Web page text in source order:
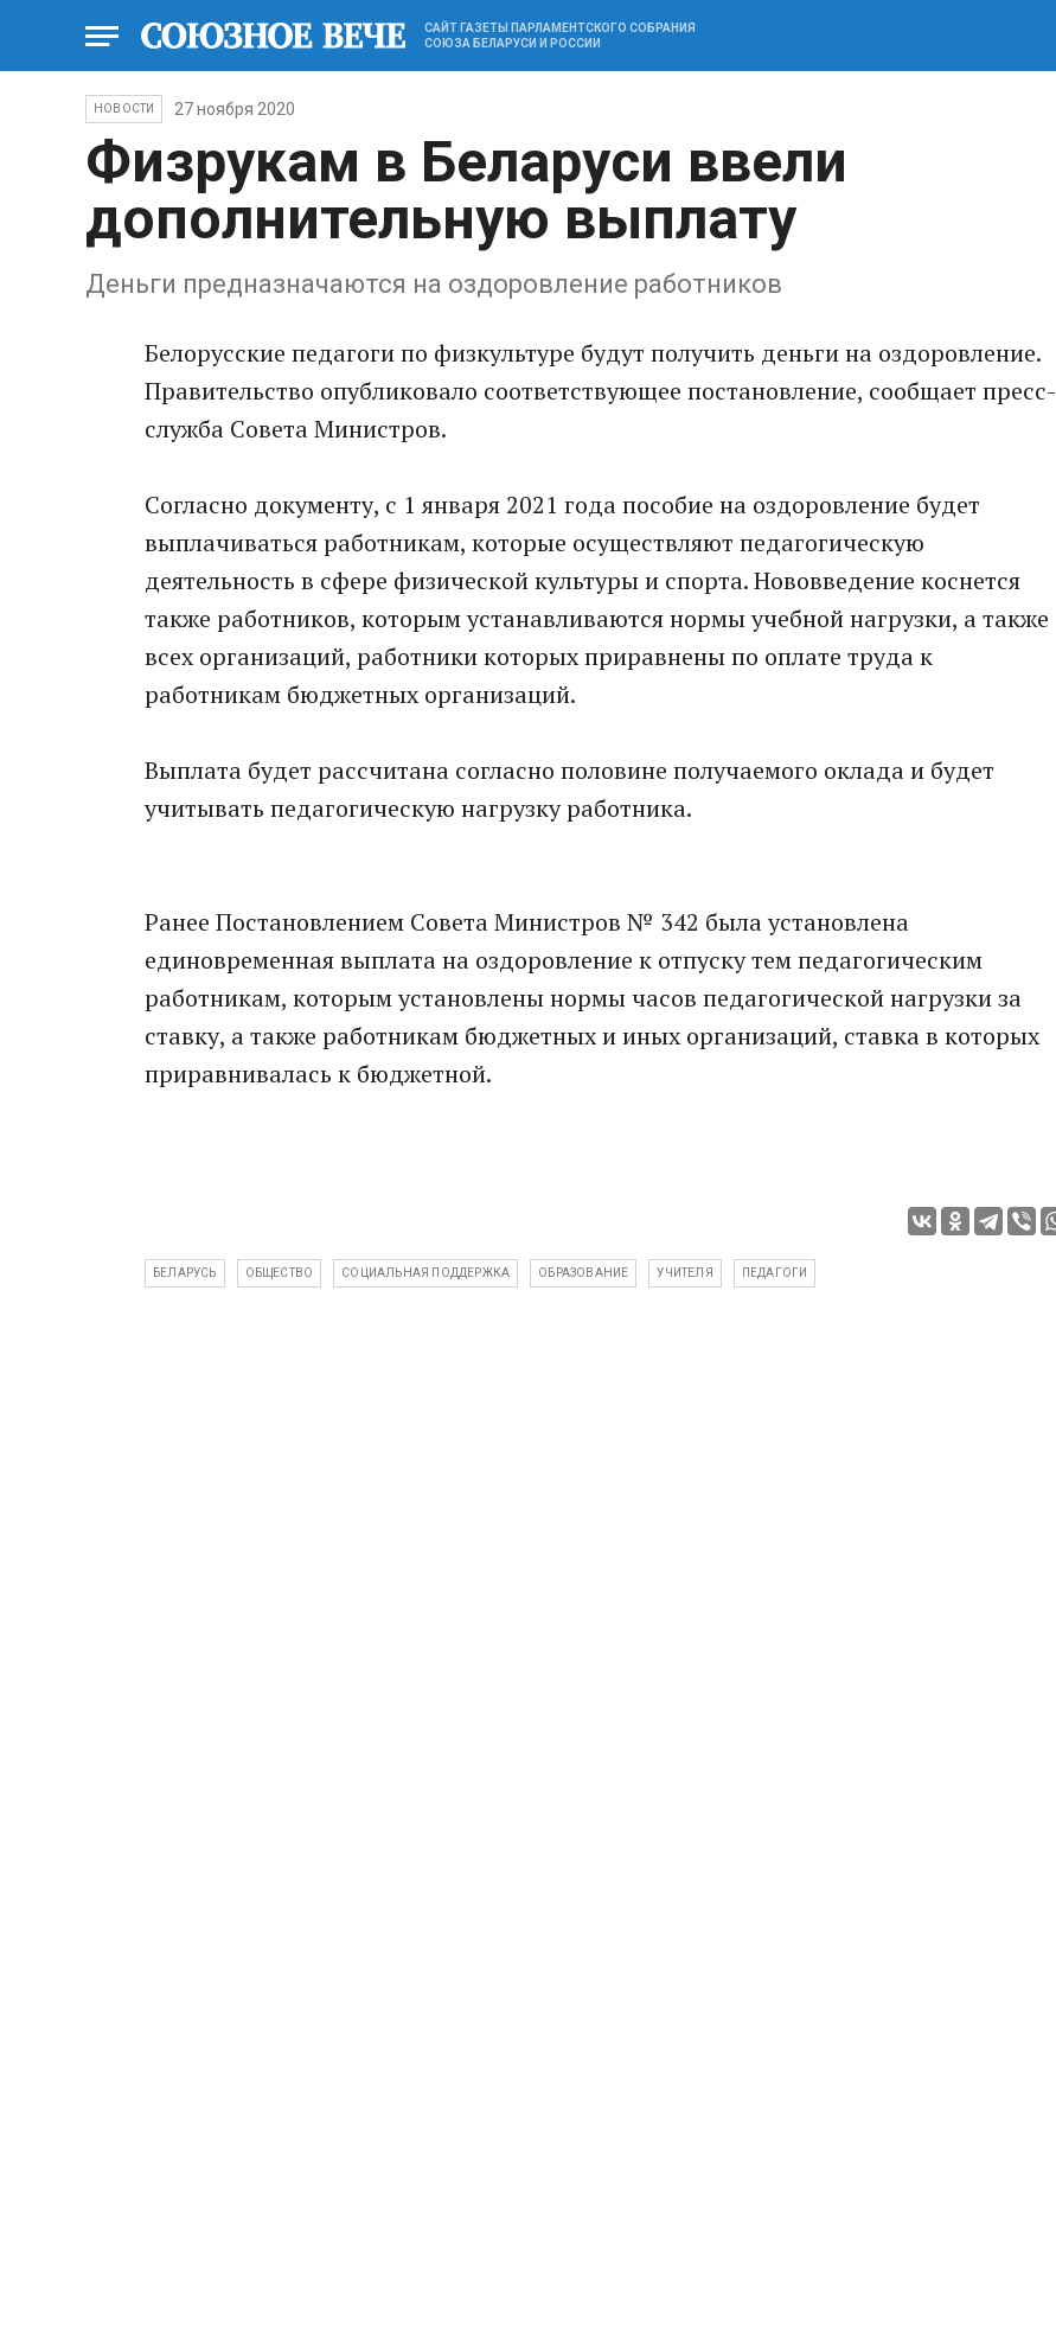
САЙТ ГАЗЕТЫ ПАРЛАМЕНТСКОГО СОБРАНИЯ
СОЮЗА БЕЛАРУСИ И РОССИИ
НОВОСТИ 27 ноября 2020
Физрукам в Беларуси ввели
дополнительную выплату
Деньги предназначаются на оздоровление работников
Белорусские педагоги по физкультуре будут получить деньги на оздоровление.
Правительство опубликовало соответствующее постановление, сообщает пресс-
служба Совета Министров.
Согласно документу, с 1 января 2021 года пособие на оздоровление будет
выплачиваться работникам, которые осуществляют педагогическую
деятельность в сфере физической культуры и спорта. Нововведение коснется
также работников, которым устанавливаются нормы учебной нагрузки, а также
всех организаций, работники которых приравнены по оплате труда к
работникам бюджетных организаций.
Выплата будет рассчитана согласно половине получаемого оклада и будет
учитывать педагогическую нагрузку работника.
Ранее Постановлением Совета Министров № 342 была установлена
единовременная выплата на оздоровление к отпуску тем педагогическим
работникам, которым установлены нормы часов педагогической нагрузки за
ставку, а также работникам бюджетных и иных организаций, ставка в которых
приравнивалась к бюджетной.
БЕЛАРУСЬ ОБЩЕСТВО СОЦИАЛЬНАЯ ПОДДЕРЖКА ОБРАЗОВАНИЕ УЧИТЕЛЯ ПЕДАГОГИ